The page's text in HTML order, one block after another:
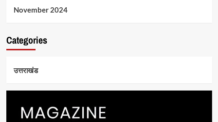
November 2024
Categories
उत्तराखंड